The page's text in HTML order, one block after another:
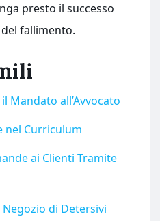
presto il successo
fallimento.
Mandato all’Avvocato
nel Curriculum
ai Clienti Tramite
di Detersivi